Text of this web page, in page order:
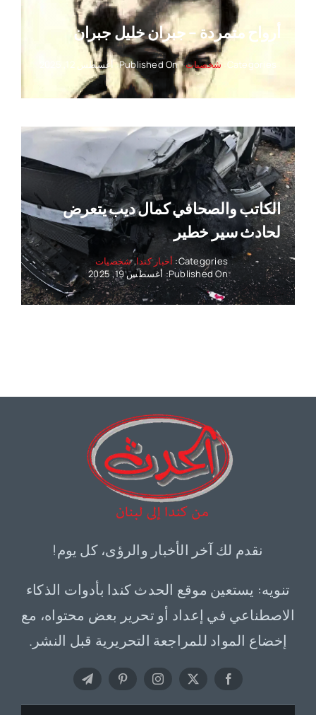
أرواح متمردة – جبران خليل جبران
Categories: شخصيات Published On: أغسطس 12, 2025
الكاتب والصحافي كمال ديب يتعرض
لحادث سير خطير
Categories: أخبار كندا,شخصيات
Published On: أغسطس 19, 2025
نقدم لك آخر الأخبار والرؤى، كل يوم!
تنويه: يستعين موقع الحدث كندا بأدوات الذكاء
الاصطناعي في إعداد أو تحرير بعض محتواه، مع
إخضاع المواد للمراجعة التحريرية قبل النشر.